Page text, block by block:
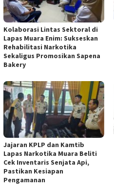
Kolaborasi Lintas Sektoral di
Lapas Muara Enim: Sukseskan
Rehabilitasi Narkotika
Sekaligus Promosikan Sapena
Bakery
Jajaran KPLP dan Kamtib
Lapas Narkotika Muara Beliti
Cek Inventaris Senjata Api,
Pastikan Kesiapan
Pengamanan